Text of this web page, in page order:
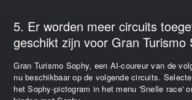
5. Er worden meer circuits
geschikt zijn voor Gran Turismo
Gran Turismo Sophy, een AI-coureur van de
nu beschikbaar op de volgende circuits.
het Sophy-pictogram in het menu 'Snelle race'